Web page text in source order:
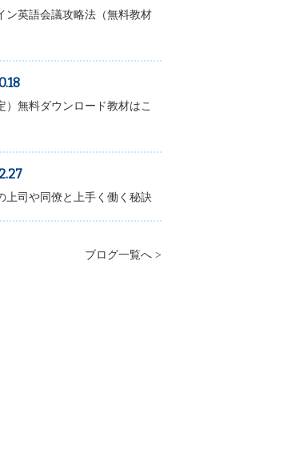
ン英語会議攻略法（無料教材
）無料ダウンロード教材はこ
上司や同僚と上手く働く秘訣
ブログ一覧へ >